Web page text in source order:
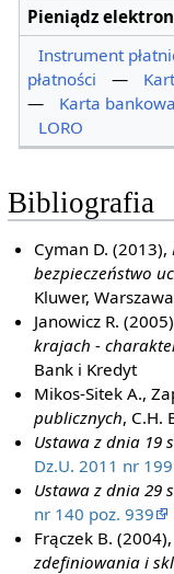
Pieniądz
Instrument
płatności
—
—
Karta bankowa
LORO
Bibliografia
Cyman D. (2013),
bezpieczeństwo
Kluwer, Warszawa
Janowicz R.
krajach -
Bank i Kredyt
Mikos-Sitek A.,
publicznych, C.H.
Ustawa z dnia 19
Dz.U. 2011 nr
Ustawa z dnia 29
nr 140 poz. 939
Frączek B. (2004),
zdefiniowania i